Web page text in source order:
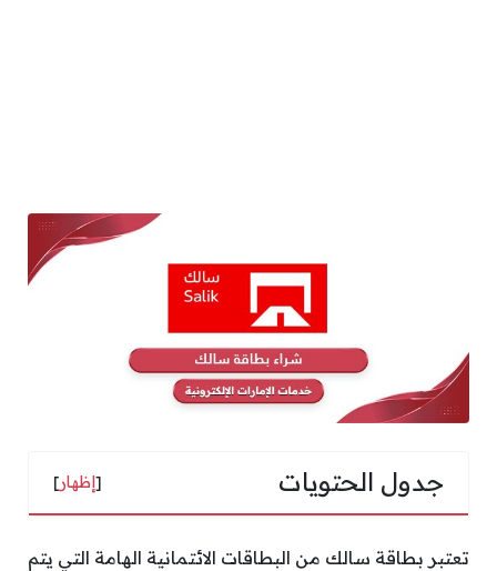
جدول الحتويات [إظهار]
تعتبر بطاقة سالك من البطاقات الائتمانية الهامة التي يتم